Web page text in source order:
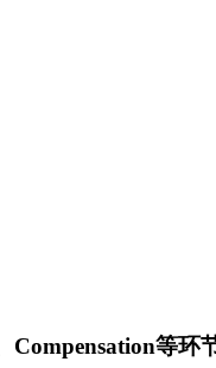
Compensation等环